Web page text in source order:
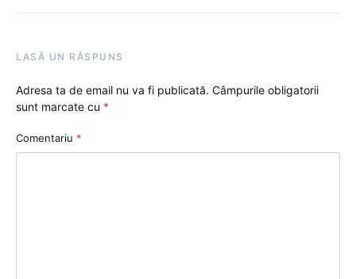
LASĂ UN RĂSPUNS
Adresa ta de email nu va fi publicată. Câmpurile obligatorii
sunt marcate cu *
Comentariu *